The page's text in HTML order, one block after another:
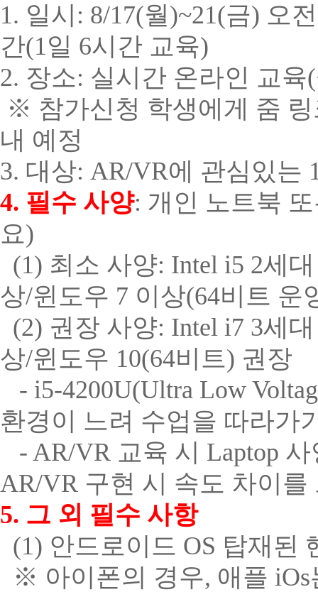
1. 일시 : 8/17(월)~21(금) 오
간(1일 6시간 교육)
2. 장소: 실시간 온라인 교육(
※ 참가신청 학생에게 줌
내 예정
3. 대상: AR/VR에 관심있는
4. 필수 사양: 개인 노트북
요)
(1) 최소 사양: Intel i5 2세
상/윈도우 7 이상(64비트 운
(2) 권장 사양: Intel i7 3세
상/윈도우 10(64비트) 권장
- i5-4200U(Ultra Low
환경이 느려 수업을 따라가
- AR/VR 교육 시 Laptop 사
AR/VR 구현 시 속도 차이
5. 그 외 필수 사항
(1) 안드로이드 OS 탑재된
※ 아이폰의 경우, 애플 iOs